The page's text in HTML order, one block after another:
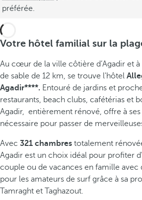
préférée.
Votre hôtel familial sur la
Au cœur de la ville côtière d’Agadir et à
de sable de 12 km, se trouve l'hôtel
Agadir****. Entouré de jardins et
restaurants, beach clubs, cafétérias et
Agadir, entièrement rénové, offre à
nécessaire pour passer de
Avec 321 chambres totalement
Agadir est un choix idéal pour profiter
couple ou de vacances en famille avec
pour les amateurs de surf grâce à sa
Tamraght et Taghazout.